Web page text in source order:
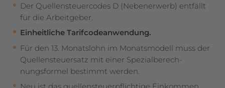
Der Quellensteuercodes D (Nebenerwerb) entfällt
für die Arbeitgeber.
Einheitliche Tarifcodeanwendung.
Für den 13. Monatslohn im Monatsmodell muss der
Quellensteuersatz mit einer Spezialberech-
nungsformel bestimmt werden.